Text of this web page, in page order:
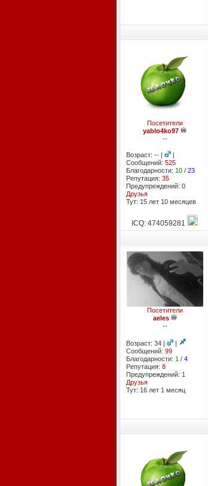
Посетители
yablo4ko97
--
Возраст: -- |
|
Сообщений: 525
Благодарности: 10/ 23
Репутация: 35
Предупреждений: 0
Друзья
Тут: 15 лет 10 месяцев
ICQ: 474059281
Посетители
aeles
--
Возраст: 34 |
|
Сообщений: 99
Благодарности: 1 / 4
Репутация: 8
Предупреждений: 1
Друзья
Тут: 16 лет 1 месяц